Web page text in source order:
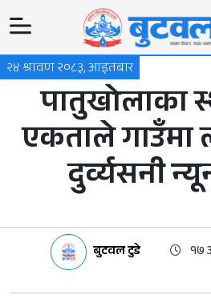
२४ श्रावण २०८३, आइतबार
पातुखोलाका
एकताले
दुर्व्यसनी
बुटवल टुडे १७